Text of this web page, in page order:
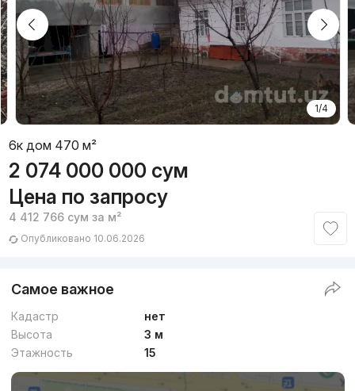
1/4
6к дом 470 м²
2 074 000 000 сум
Цена по запросу
4 412 766 сум за м²
Опубликовано 10.06.2026
Самое важное
Кадастр
нет
Высота
3 м
Этажность
15